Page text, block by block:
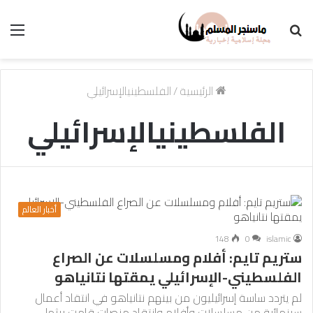
الرئيسية/الفلسطينيالإسرائيلي
الفلسطينيالإسرائيلي
أخبار العالم
islamic
0
148
ستريم تايم: أفلام ومسلسلات عن الصراع
الفلسطيني-الإسرائيلي يمقتها نتانياهو
لم يتردد ساسة إسرائيليون من بينهم نتانياهو في انتقاد أعمال